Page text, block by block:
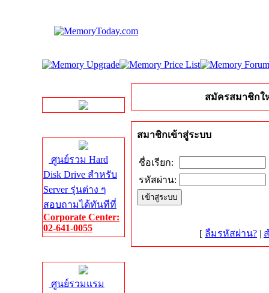
ศูนย์รวม Hard
Disk Drive สำหรับ
Server รุ่นต่าง ๆ
สอบถามได้ทันทีที่
Corporate Center:
02-641-0055
ศูนย์รวมแรม
สมัครสมาชิกใ
สมาชิกเข้าสู่ระบบ
ชื่อเรียก:
รหัสผ่าน:
[ ลืมรหัสผ่าน? |